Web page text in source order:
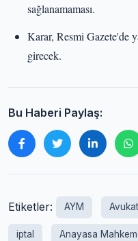
sağlanamaması.
Karar, Resmi Gazete'de
girecek.
Bu Haberi Paylaş:
Etiketler: AYM
iptal Anayasa